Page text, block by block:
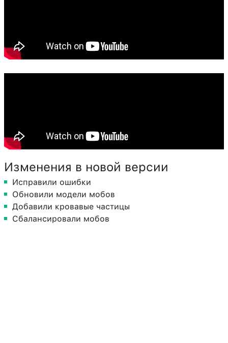
Изменения в новой версии
Исправили ошибки
Обновили модели мобов
Добавили кровавые частицы
Сбалансировали мобов